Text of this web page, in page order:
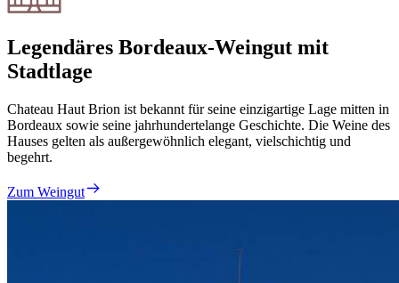
Legendäres Bordeaux-Weingut mit
Stadtlage
Chateau Haut Brion ist bekannt für seine einzigartige Lage mitten in
Bordeaux sowie seine jahrhundertelange Geschichte. Die Weine des
Hauses gelten als außergewöhnlich elegant, vielschichtig und
begehrt.
Zum Weingut